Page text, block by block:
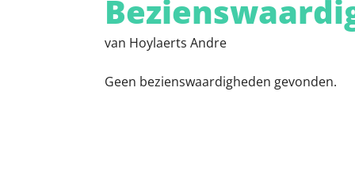
van Hoylaerts Andre
Geen bezienswaardigheden gevonden.